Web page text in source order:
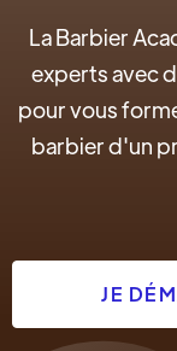
La Barbier
experts avec
pour vous
barbier d'un
JE